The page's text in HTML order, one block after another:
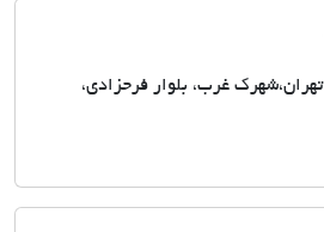
غرب، بلوار فرحزادی،